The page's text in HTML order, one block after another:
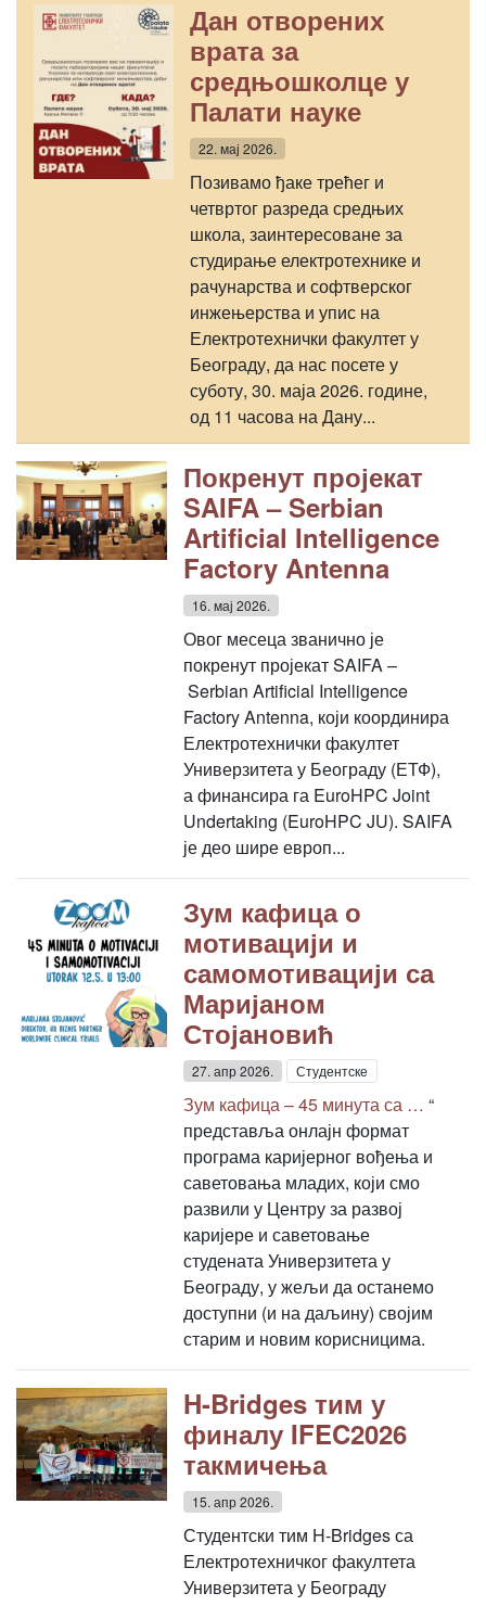
Дан отворених
врата за
средњошколце у
Палати науке
22. мај 2026.
Позивамо ђаке трећег и
четвртог разреда средњих
школа, заинтересоване за
студирање електротехнике и
рачунарства и софтверског
инжењерства и упис на
Електротехнички факултет у
Београду, да нас посете у
суботу, 30. маја 2026. године,
од 11 часова на Дану...
Покренут пројекат
SAIFA – Serbian
Artificial Intelligence
Factory Antenna
16. мај 2026.
Овог месеца званично је
покренут пројекат SAIFA –
Serbian Artificial Intelligence
Factory Antenna, који координира
Електротехнички факултет
Универзитета у Београду (ЕТФ),
а финансира га EuroHPC Joint
Undertaking (EuroHPC JU). SAIFA
је део шире европ...
Зум кафица о
мотивацији и
самомотивацији са
Маријаном
Стојановић
27. апр 2026. Студентске
Зум кафица – 45 минута са … “
представља онлајн формат
програма каријерног вођења и
саветовања младих, који смо
развили у Центру за развој
каријере и саветовање
студената Универзитета у
Београду, у жељи да останемо
доступни (и на даљину) својим
старим и новим корисницима.
H-Bridges тим у
финалу IFEC2026
такмичења
15. апр 2026.
Студентски тим H-Bridges са
Електротехничког факултета
Универзитета у Београду